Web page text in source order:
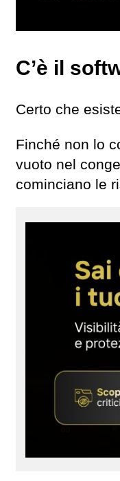
C’è il
Certo che
Finché non lo
vuoto nel
cominciano le